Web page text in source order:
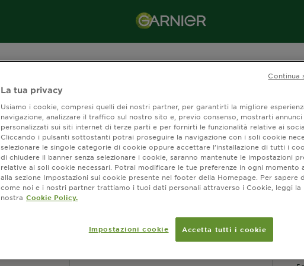
CUSTOMER SERVICES
Contattaci
Istruzioni per la raccolta
La tua privacy
Usiamo i cookie, compresi quelli dei nostri partner, per garantirti la migliore
navigazione, analizzare il traffico sul nostro sito e, previo consenso, mostrarti annunci
personalizzati sui siti internet di terze parti e per fornirti le funzionalità relative ai
Cliccando i pulsanti sottostanti potrai proseguire la navigazione con i soli cookie
selezionare le singole categorie di cookie oppure accettare l’installazione di tutti i
di chiudere il banner senza selezionare i cookie, saranno mantenute le impostazioni
relative ai soli cookie necessari. Potrai modificare le tue preferenze in ogni momento
alla sezione Impostazioni sui cookie presente nel footer della Homepage. Per sapere
come noi e i nostri partner trattiamo i tuoi dati personali attraverso i Cookie, leggi la
nostra Cookie Policy.
Impostazioni cookie Accetta tutti i cookie
Continua